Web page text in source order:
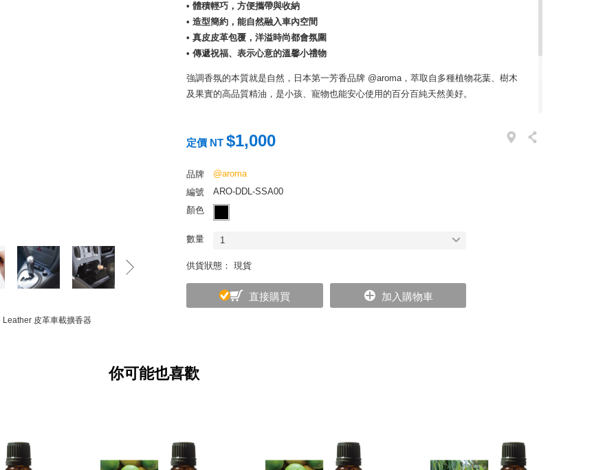
Leather 皮革車載擴香器
• 體積輕巧，方便攜帶與收納
• 造型簡約，能自然融入車內空間
• 真皮皮革包覆，洋溢時尚都會氛圍
• 傳遞祝福、表示心意的溫馨小禮物
強調香氛的本質就是自然，日本第一芳香品牌 @aroma，萃取自多種植物花葉、樹木
及果實的高品質精油，是小孩、寵物也能安心使用的百分百純天然美好。
香氣打造個人及品牌形象等訂製香氣，如日本伊勢丹百貨、星野集團青森屋、德國漢
莎航空貴賓室、瑞士製錶精品 FRANCK MULLER 等眾多國際知名專案。日式文化講
質，拓遍極致完美的自然香氛工藝。
定價 NT $1,000
品牌
@aroma
編號
ARO-DDL-SSA00
顏色
數量 1
供貨狀態： 現貨
直接購買 加入購物車
你可能也喜歡